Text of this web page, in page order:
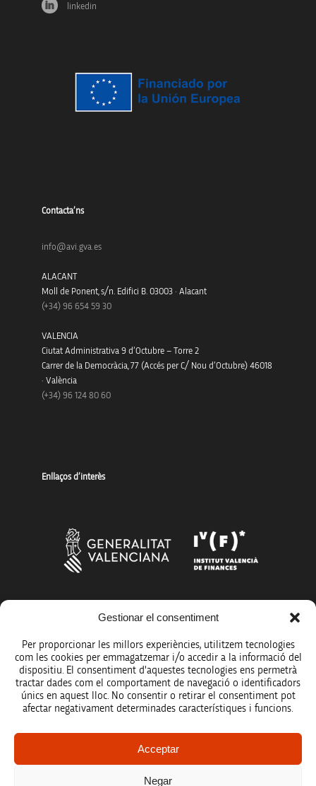
Gestionar el consentiment
Per proporcionar les millors experiències, utilitzem tecnologies
com les cookies per emmagatzemar i/o accedir a la informació del
dispositiu. El consentiment d'aquestes tecnologies ens permetrà
tractar dades com el comportament de navegació o identificadors
únics en aquest lloc. No consentir o retirar el consentiment pot
afectar negativament determinades característiques i funcions.
Acceptar
Negar
linkedin
Contacta’ns
info@avi.gva.es
ALACANT
Moll de Ponent, s/n. Edifici B. 03003 · Alacant
(+34) 96 654 59 30
VALENCIA
Ciutat Administrativa 9 d’Octubre – Torre 2
Carrer de la Democràcia, 77 (Accés per C/ Nou d’Octubre) 46018
· València
(+34) 96 124 80 60
Enllaços d’interès
Més organismes de suport a la innovació
Avís legal